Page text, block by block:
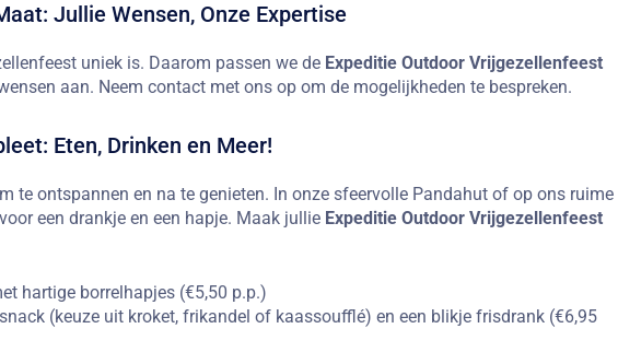
Jullie Wensen, Onze Expertise
uniek is. Daarom passen we de Expeditie Outdoor Vrijgezellenfeest
aan. Neem contact met ons op om de mogelijkheden te bespreken.
Eten, Drinken en Meer!
te ontspannen en na te genieten. In onze sfeervolle Pandahut of op ons ruime
een drankje en een hapje. Maak jullie Expeditie Outdoor Vrijgezellenfeest
hartige borrelhapjes (€5,50 p.p.)
(keuze uit kroket, frikandel of kaassoufflé) en een blikje frisdrank (€6,95